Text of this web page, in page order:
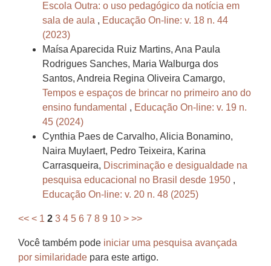
Escola Outra: o uso pedagógico da notícia em
sala de aula , Educação On-line: v. 18 n. 44
(2023)
Maísa Aparecida Ruiz Martins, Ana Paula
Rodrigues Sanches, Maria Walburga dos
Santos, Andreia Regina Oliveira Camargo,
Tempos e espaços de brincar no primeiro ano do
ensino fundamental , Educação On-line: v. 19 n.
45 (2024)
Cynthia Paes de Carvalho, Alicia Bonamino,
Naira Muylaert, Pedro Teixeira, Karina
Carrasqueira, Discriminação e desigualdade na
pesquisa educacional no Brasil desde 1950 ,
Educação On-line: v. 20 n. 48 (2025)
<< < 1 2 3 4 5 6 7 8 9 10 > >>
Você também pode iniciar uma pesquisa avançada
por similaridade para este artigo.